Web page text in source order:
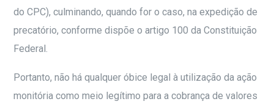
do CPC), culminando, quando for o caso, na expedição de
precatório, conforme dispõe o artigo 100 da Constituição
Federal.
Portanto, não há qualquer óbice legal à utilização da ação
monitória como meio legítimo para a cobrança de valores